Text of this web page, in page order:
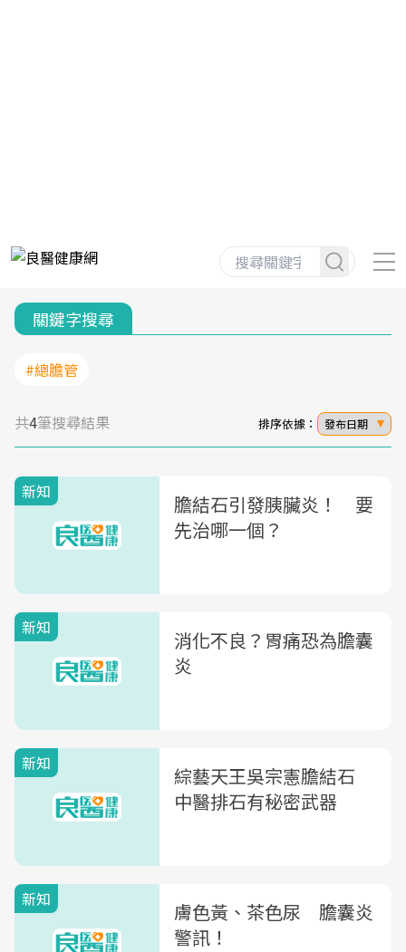
關鍵字搜尋
#總膽管
共4筆搜尋結果 排序依據： 發布日期
新知
膽結石引發胰臟炎！ 要
先治哪一個？
新知
消化不良？胃痛恐為膽囊
炎
新知
綜藝天王吳宗憲膽結石
中醫排石有秘密武器
新知
膚色黃、茶色尿 膽囊炎
警訊！